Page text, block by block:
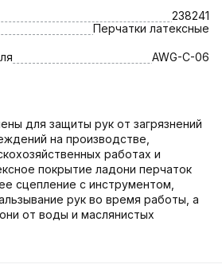
238241
Перчатки латексные
AWG-C-06
для защиты рук от загрязнений
на производстве,
работах и
покрытие ладони перчаток
сцепление с инструментом,
рук во время работы, а
от воды и маслянистых